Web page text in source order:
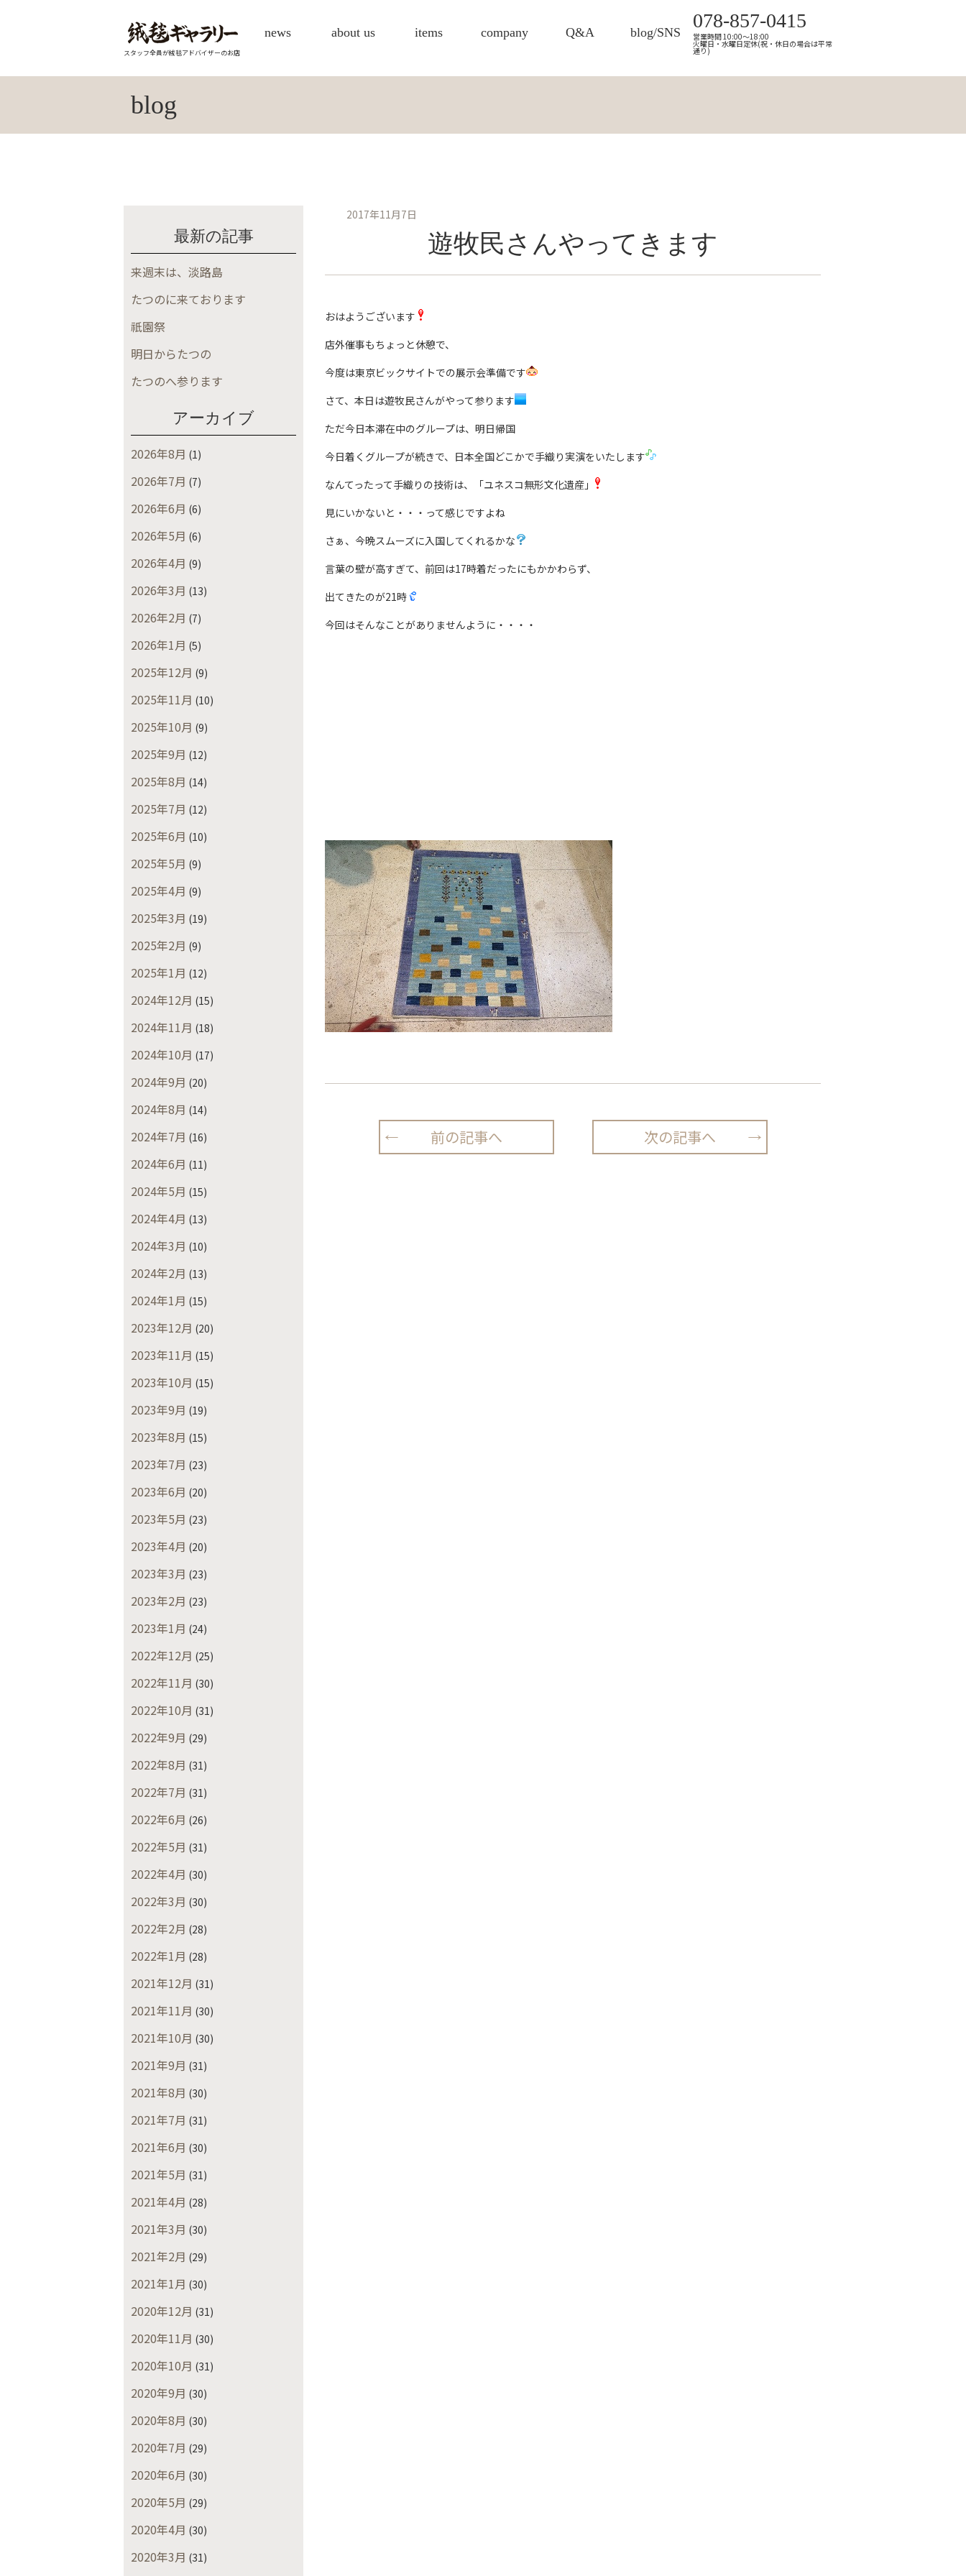
スタッフ全員が絨毯アドバイザーのお店
news about us items company Q&A blog/SNS
078-857-0415
営業時間 10:00～18:00
火曜日・水曜日定休(祝・休日の場合は平常
通り)
blog
最新の記事
来週末は、淡路島
たつのに来ております
祇園祭
明日からたつの
たつのへ参ります
アーカイブ
2026年8月 (1)
2026年7月 (7)
2026年6月 (6)
2026年5月 (6)
2026年4月 (9)
2026年3月 (13)
2026年2月 (7)
2026年1月 (5)
2025年12月 (9)
2025年11月 (10)
2025年10月 (9)
2025年9月 (12)
2025年8月 (14)
2025年7月 (12)
2025年6月 (10)
2025年5月 (9)
2025年4月 (9)
2025年3月 (19)
2025年2月 (9)
2025年1月 (12)
2024年12月 (15)
2024年11月 (18)
2024年10月 (17)
2024年9月 (20)
2024年8月 (14)
2024年7月 (16)
2024年6月 (11)
2024年5月 (15)
2024年4月 (13)
2024年3月 (10)
2024年2月 (13)
2024年1月 (15)
2023年12月 (20)
2023年11月 (15)
2023年10月 (15)
2023年9月 (19)
2023年8月 (15)
2023年7月 (23)
2023年6月 (20)
2023年5月 (23)
2023年4月 (20)
2023年3月 (23)
2023年2月 (23)
2023年1月 (24)
2022年12月 (25)
2022年11月 (30)
2022年10月 (31)
2022年9月 (29)
2022年8月 (31)
2022年7月 (31)
2022年6月 (26)
2022年5月 (31)
2022年4月 (30)
2022年3月 (30)
2022年2月 (28)
2022年1月 (28)
2021年12月 (31)
2021年11月 (30)
2021年10月 (30)
2021年9月 (31)
2021年8月 (30)
2021年7月 (31)
2021年6月 (30)
2021年5月 (31)
2021年4月 (28)
2021年3月 (30)
2021年2月 (29)
2021年1月 (30)
2020年12月 (31)
2020年11月 (30)
2020年10月 (31)
2020年9月 (30)
2020年8月 (30)
2020年7月 (29)
2020年6月 (30)
2020年5月 (29)
2020年4月 (30)
2020年3月 (31)
2017年11月7日
遊牧民さんやってきます
おはようございます
店外催事もちょっと休憩で、
今度は東京ビックサイトでの展示会準備です
さて、本日は遊牧民さんがやって参ります
ただ今日本滞在中のグループは、明日帰国
今日着くグループが続きで、日本全国どこかで手織り実演をいたします
なんてったって手織りの技術は、「ユネスコ無形文化遺産」
見にいかないと・・・って感じですよね
さぁ、今晩スムーズに入国してくれるかな
言葉の壁が高すぎて、前回は17時着だったにもかかわらず、
出てきたのが21時
今回はそんなことがありませんように・・・・
前の記事へ 次の記事へ